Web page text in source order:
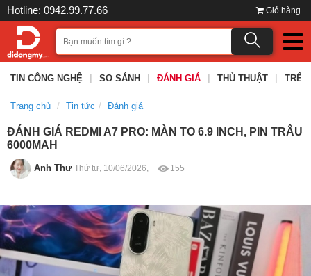
Hotline: 0942.99.77.66 Giỏ hàng
TIN CÔNG NGHỆ SO SÁNH ĐÁNH GIÁ THỦ THUẬT TRÊN
Trang chủ Tin tức Đánh giá
ĐÁNH GIÁ REDMI A7 PRO: MÀN TO 6.9 INCH, PIN TRÂU
6000MAH
Anh Thư Thứ tư, 10/06/2026, 155